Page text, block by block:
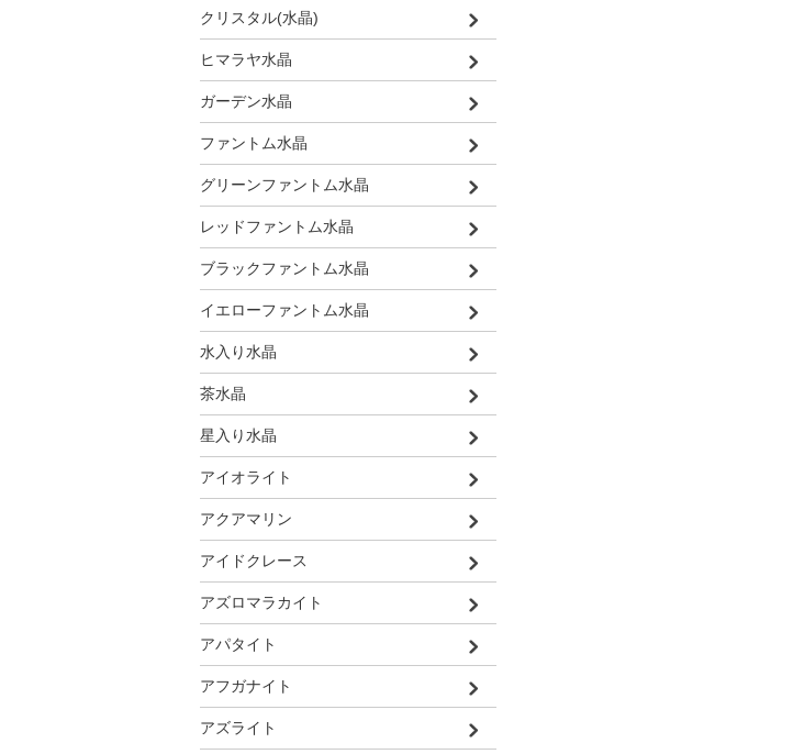
クリスタル(水晶)
ヒマラヤ水晶
ガーデン水晶
ファントム水晶
グリーンファントム水晶
レッドファントム水晶
ブラックファントム水晶
イエローファントム水晶
水入り水晶
茶水晶
星入り水晶
アイオライト
アクアマリン
アイドクレース
アズロマラカイト
アパタイト
アフガナイト
アズライト